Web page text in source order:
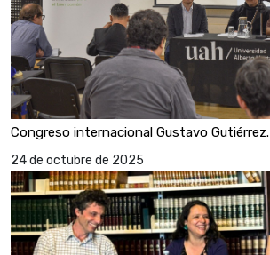
Congreso internacional Gustavo Gutiérrez.
24 de octubre de 2025